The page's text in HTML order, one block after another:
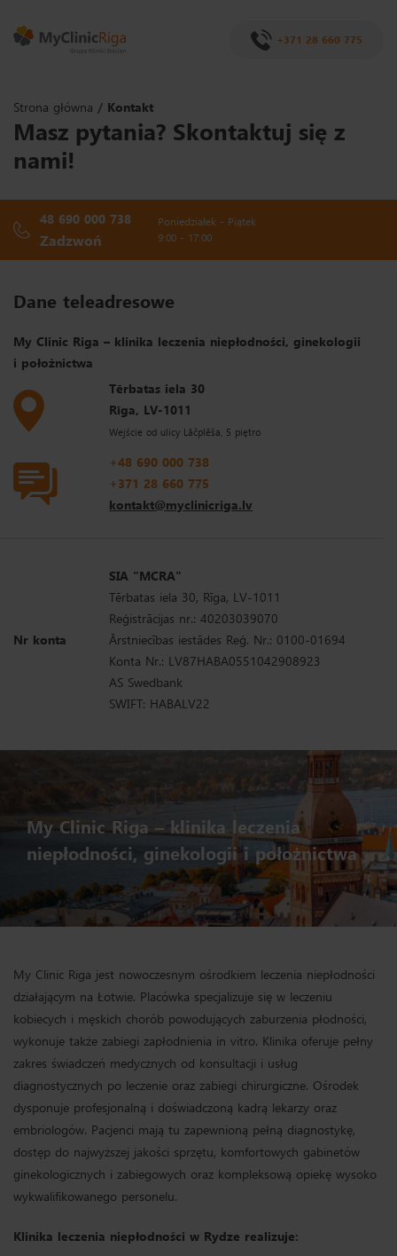
+371 28 660 775
Strona główna Kontakt
Masz pytania? Skontaktuj się z
nami!
Zadzwoń
48 690 000 738
Poniedziałek - Piątek
9:00 - 17:00
Dane teleadresowe
My Clinic Riga – klinika leczenia niepłodności, ginekologii
i położnictwa
Tērbatas iela 30
Wejście od ulicy Lāčplēša, 5 piętro
+48 690 000 738
+371 28 660 775
kontakt@myclinicriga.lv
Nr konta
SIA "MCRA"
Tērbatas iela 30, Rīga, LV-1011
Reģistrācijas nr.: 40203039070
Ārstniecības iestādes Reģ. Nr.: 0100-01694
Konta Nr.: LV87HABA0551042908923
AS Swedbank
SWIFT: HABALV22
My Clinic Riga – klinika leczenia
niepłodności, ginekologii i położnictwa
My Clinic Riga jest nowoczesnym ośrodkiem leczenia niepłodności
działającym na Łotwie. Placówka specjalizuje się w leczeniu
kobiecych i męskich chorób powodujących zaburzenia płodności,
wykonuje także zabiegi zapłodnienia in vitro. Klinika oferuje pełny
zakres świadczeń medycznych od konsultacji i usług
diagnostycznych po leczenie oraz zabiegi chirurgiczne. Ośrodek
dysponuje profesjonalną i doświadczoną kadrą lekarzy oraz
embriologów. Pacjenci mają tu zapewnioną pełną diagnostykę,
dostęp do najwyższej jakości sprzętu, komfortowych gabinetów
ginekologicznych i zabiegowych oraz kompleksową opiekę wysoko
wykwalifikowanego personelu.
Klinika leczenia niepłodności w Rydze realizuje: